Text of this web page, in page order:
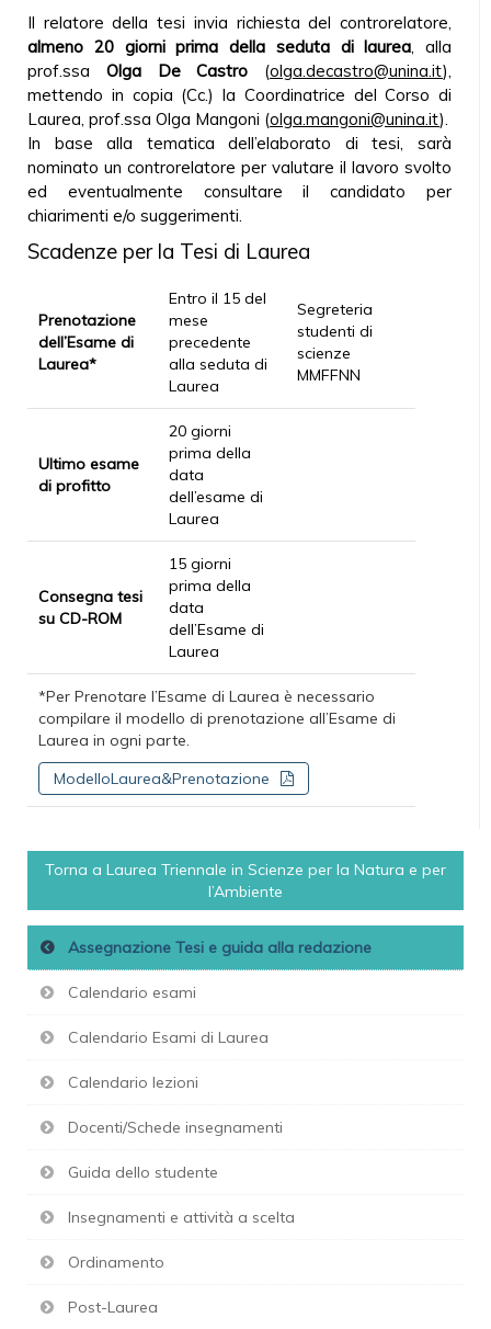
Il relatore della tesi invia richiesta del controrelatore,
almeno 20 giorni prima della seduta di laurea, alla
prof.ssa Olga De Castro (olga.decastro@unina.it),
mettendo in copia (Cc.) la Coordinatrice del Corso di
Laurea, prof.ssa Olga Mangoni (olga.mangoni@unina.it).
In base alla tematica dell’elaborato di tesi, sarà
nominato un controrelatore per valutare il lavoro svolto
ed eventualmente consultare il candidato per
chiarimenti e/o suggerimenti.
Scadenze per la Tesi di Laurea
Prenotazione
dell’Esame di
Laurea*
Entro il 15 del
mese
precedente
alla seduta di
Laurea
Segreteria
studenti di
scienze
MMFFNN
Ultimo esame
di profitto
20 giorni
prima della
data
dell’esame di
Laurea
Consegna tesi
su CD-ROM
15 giorni
prima della
data
dell’Esame di
Laurea
*Per Prenotare l’Esame di Laurea è necessario
compilare il modello di prenotazione all’Esame di
Laurea in ogni parte.
ModelloLaurea&Prenotazione
Torna a Laurea Triennale in Scienze per la Natura e per
l’Ambiente
Assegnazione Tesi e guida alla redazione
Calendario esami
Calendario Esami di Laurea
Calendario lezioni
Docenti/Schede insegnamenti
Guida dello studente
Insegnamenti e attività a scelta
Ordinamento
Post-Laurea